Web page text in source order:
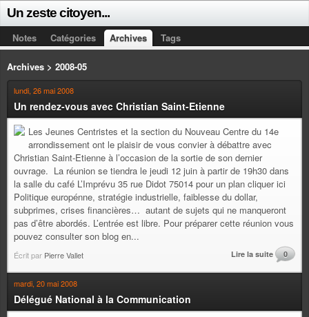
Un zeste citoyen...
Notes Catégories Archives Tags
Archives > 2008-05
lundi, 26 mai 2008
Un rendez-vous avec Christian Saint-Etienne
Les Jeunes Centristes et la section du Nouveau Centre du 14e
arrondissement ont le plaisir de vous convier à débattre avec
Christian Saint-Etienne à l’occasion de la sortie de son dernier
ouvrage. La réunion se tiendra le jeudi 12 juin à partir de 19h30 dans
la salle du café L’Imprévu 35 rue Didot 75014 pour un plan cliquer ici
Politique europénne, stratégie industrielle, faiblesse du dollar,
subprimes, crises financières… autant de sujets qui ne manqueront
pas d’être abordés. L’entrée est libre. Pour préparer cette réunion vous
pouvez consulter son blog en...
Écrit par Pierre Vallet Lire la suite 0
mardi, 20 mai 2008
Délégué National à la Communication